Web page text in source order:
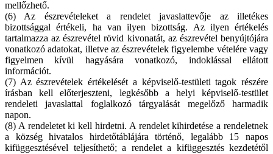
mellőzhető.
(6) Az észrevételeket a rendelet javaslattevője az illetékes
bizottsággal értékeli, ha van ilyen bizottság. Az ilyen értékelés
tartalmazza az észrevétel rövid kivonatát, az észrevétel benyújtójára
vonatkozó adatokat, illetve az észrevételek figyelembe vételére vagy
figyelmen kívül hagyására vonatkozó, indoklással ellátott
információt.
(7) Az észrevételek értékelését a képviselő-testületi tagok részére
írásban kell előterjeszteni, legkésőbb a helyi képviselő-testület
rendeleti javaslattal foglalkozó tárgyalását megelőző harmadik
napon.
(8) A rendeletet ki kell hirdetni. A rendelet kihirdetése a rendeletnek
a község hivatalos hirdetőtáblájára történő, legalább 15 napos
kifüggesztésével teljesíthető; a rendelet a kifüggesztés kezdetétől